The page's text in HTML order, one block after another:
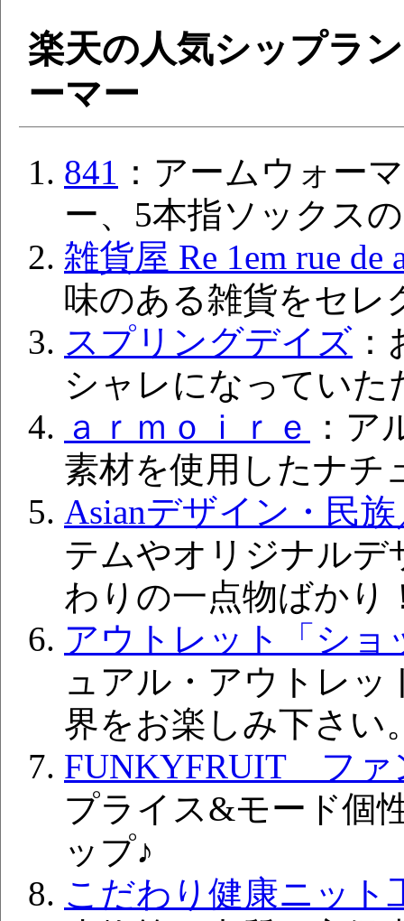
楽天の人気シップラ
ーマー
841 ：アームウォー
ー、5本指ソックス
雑貨屋 Re 1em rue de
味のある雑貨をセレ
スプリングデイズ
シャレになってい
ａｒｍｏｉｒｅ
：ア
素材を使用したナチ
Asianデザイン・民
テムやオリジナルデ
わりの一点物ばかり
アウトレット「ショ
ュアル・アウトレッ
界をお楽しみ下さい
FUNKYFRUIT ファ
プライス&モード個
ップ♪
こだわり健康ニット